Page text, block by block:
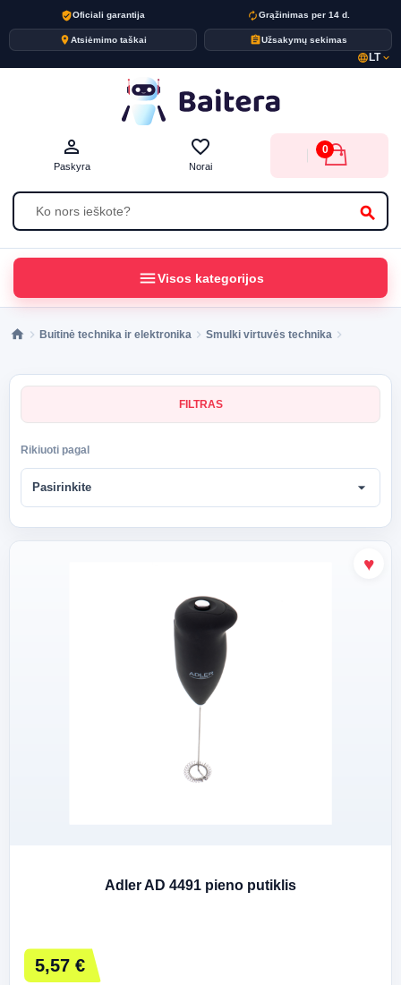
verified_userOficiali garantija autorenewGrąžinimas per 14 d.
placeAtsiėmimo taškai assignmentUžsakymų sekimas
language LTexpand_more
search
person_outline
Paskyra
favorite_border
Norai
0
menuVisos kategorijos
Buitinė technika ir elektronika Smulki virtuvės technika
FILTRAS
Rikiuoti pagal
Pasirinkite arrow_drop_down
Adler AD 4491 pieno putiklis
5,57 €